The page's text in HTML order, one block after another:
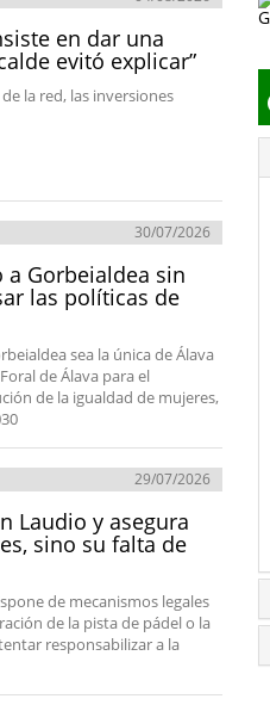
en dar una
evitó explicar”
la red, las inversiones
30/07/2026
a Gorbeialdea sin
las políticas de
sea la única de Álava
de Álava para el
de la igualdad de mujeres,
29/07/2026
Laudio y asegura
sino su falta de
de mecanismos legales
de la pista de pádel o la
responsabilizar a la